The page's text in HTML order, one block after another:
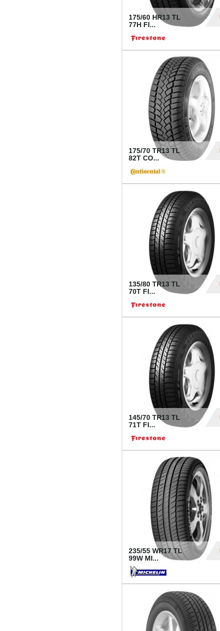
175/60 HR13 TL
77H FI...
175/70 TR13 TL
82T CO...
135/80 TR13 TL
70T FI...
145/70 TR13 TL
71T FI...
235/55 WR17 TL
99W MI...